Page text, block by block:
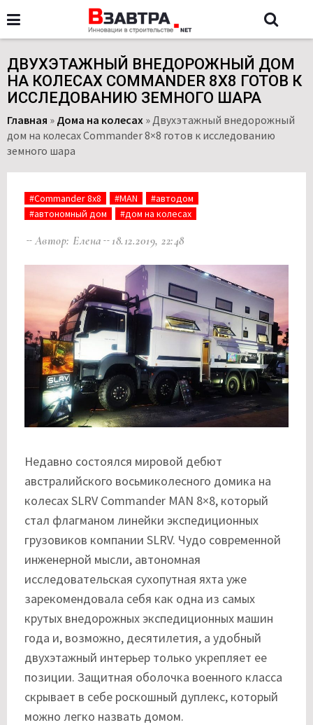
ДВУХЭТАЖНЫЙ ВНЕДОРОЖНЫЙ ДОМ
НА КОЛЕСАХ COMMANDER 8X8 ГОТОВ К
ИССЛЕДОВАНИЮ ЗЕМНОГО ШАРА
Главная » Дома на колесах »Двухэтажный внедорожный
дом на колесах Commander 8×8 готов к исследованию
земного шара
#Commander 8x8 #MAN
#автодом
#автономный дом
#дом на колесах
Автор: Елена 18.12.2019, 22:48
Недавно состоялся мировой дебют
австралийского восьмиколесного домика на
колесах SLRV Commander MAN 8×8, который
стал флагманом линейки экспедиционных
грузовиков компании SLRV. Чудо современной
инженерной мысли, автономная
исследовательская сухопутная яхта уже
зарекомендовала себя как одна из самых
крутых внедорожных экспедиционных машин
года и, возможно, десятилетия, а удобный
двухэтажный интерьер только укрепляет ее
позиции. Защитная оболочка военного класса
скрывает в себе роскошный дуплекс, который
можно легко назвать домом.